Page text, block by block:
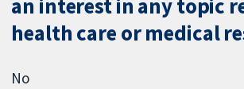
an interest in any topic
health care or medical
No